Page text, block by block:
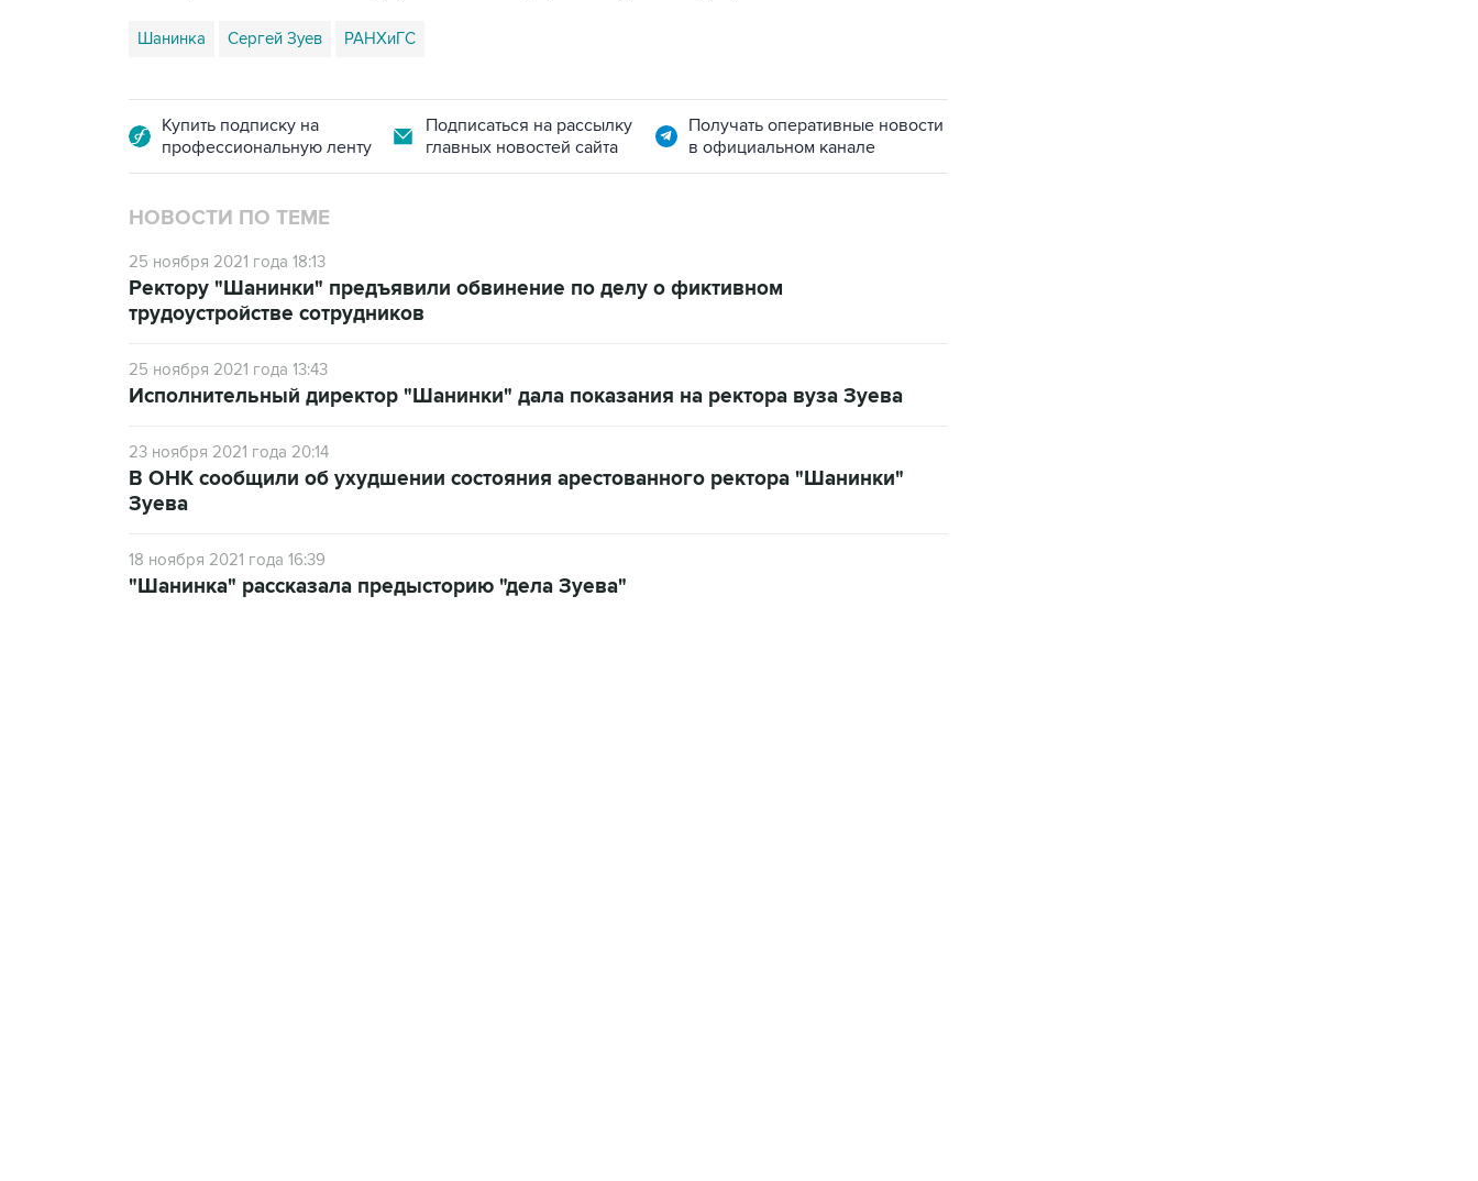
Шанинка Сергей Зуев РАНХиГС
Купить подписку на
профессиональную ленту
Подписаться на рассылку
главных новостей сайта
Получать оперативные новости
в официальном канале
НОВОСТИ ПО ТЕМЕ
25 ноября 2021 года 18:13
Ректору "Шанинки" предъявили обвинение по делу о фиктивном
трудоустройстве сотрудников
25 ноября 2021 года 13:43
Исполнительный директор "Шанинки" дала показания на ректора вуза Зуева
23 ноября 2021 года 20:14
В ОНК сообщили об ухудшении состояния арестованного ректора "Шанинки"
Зуева
18 ноября 2021 года 16:39
"Шанинка" рассказала предысторию "дела Зуева"